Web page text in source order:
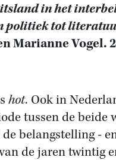
in het
politiek tot
Marianne Vogel.
hot. Ook in
tussen de beide
belangstelling -
de jaren twintig